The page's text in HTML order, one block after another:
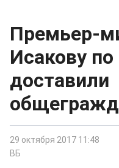
Премьер-
Исакову по
доставили
29 октября 2017 11:48
ВБ